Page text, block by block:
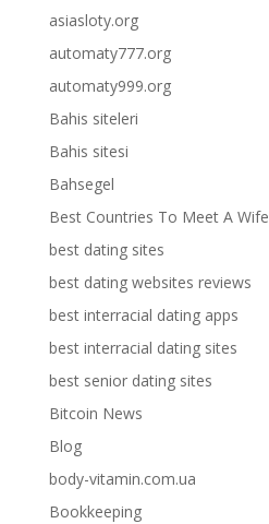
asiasloty.org
automaty777.org
automaty999.org
Bahis siteleri
Bahis sitesi
Bahsegel
Best Countries To Meet A Wife
best dating sites
best dating websites reviews
best interracial dating apps
best interracial dating sites
best senior dating sites
Bitcoin News
Blog
body-vitamin.com.ua
Bookkeeping